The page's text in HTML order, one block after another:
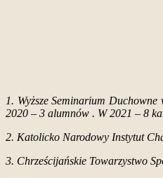
1. Wyższe Seminarium
2020 – 3 alumnów . W 2021 – 8
2. Katolicko Narodowy Instytut
3. Chrześcijańskie Towarzystwo